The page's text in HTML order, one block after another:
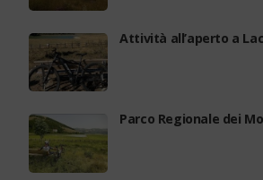
Attività all’aperto a
Parco Regionale dei